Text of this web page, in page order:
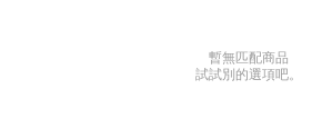
暫無匹配商品
試試別的選項吧。